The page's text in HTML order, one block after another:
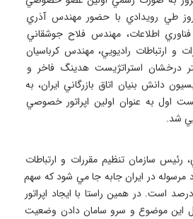
طي رويدادي با حضور مهندس آذري
اطلاعات، مهندس فلاح جوشقاني
و ارتباطات راديويي، مهندس كرباسيان
درخشان استراتژيست هدينگ فاخر و
دانش بنيان اتاق بازرگاني ايران، به
اول به عنوان اولين اپراتور خصوصي
شد.
رئيس سازمان تنظيم مقررات و ارتباطات
سالانه ۳/۶ ميليارد مرسوله در ايران جابه جا مي شود كه سهم
ملي پست تنها ۱۵ درصد است. در همين راستا با ايجاد اپراتور
موضوع و سرو سامان دادن وضعيت